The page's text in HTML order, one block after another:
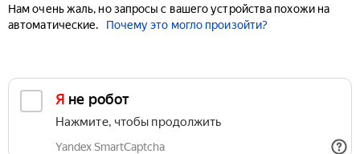
Нам очень жаль, но запросы с вашего устройства похожи на
автоматические.
Почему это могло произойти?
Я не робот
Нажмите, чтобы продолжить
Yandex SmartCaptcha